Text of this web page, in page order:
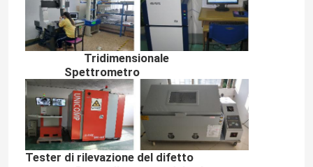
Tridimensionale
Spettrometro
Tester di rilevazione del difetto